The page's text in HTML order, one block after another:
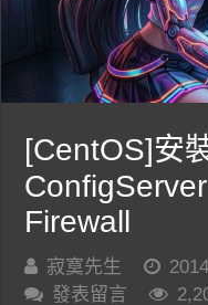
[CentOS]安
Firewall
寂寞先生
發表留言